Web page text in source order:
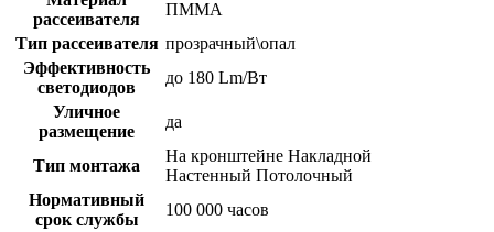
рассеивателя
ПММА
Тип рассеивателя прозрачный\опал
Эффективность
светодиодов
до 180 Lm/Вт
Уличное
размещение
да
Тип монтажа
На кронштейне Накладной
Настенный Потолочный
Нормативный
срок службы
100 000 часов